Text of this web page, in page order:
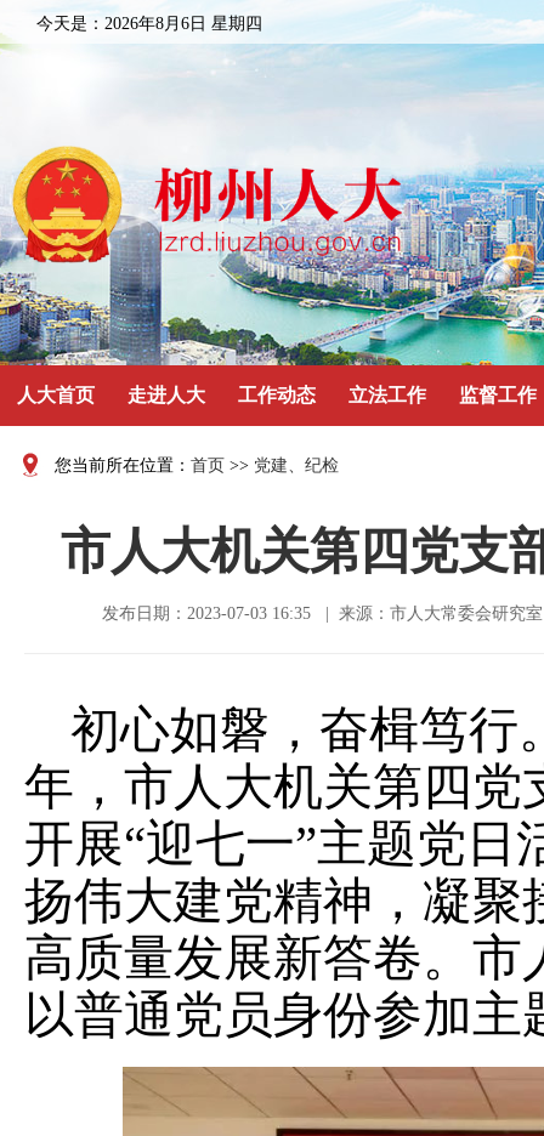
今天是： 2026年8月6日 星期四
人大首页 走进人大 工作动态 立法工作 监督工作
您当前所在位置： 首页 >> 党建、纪检
市人大机关第四党支
发布日期：2023-07-03 16:35 | 来源：市人大常委会研究
初心如磐，奋楫笃行
年，市人大机关第四党
开展“迎七一”主题党
扬伟大建党精神，凝
高质量发展新答卷。
以普通党员身份参加主